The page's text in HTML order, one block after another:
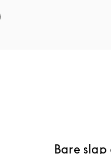
in New Tab
Bare slap